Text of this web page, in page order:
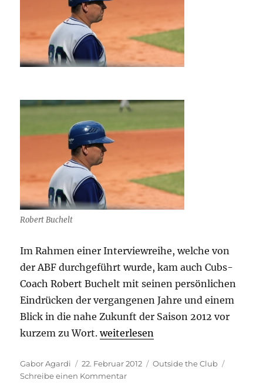
Robert Buchelt
Im Rahmen einer Interviewreihe, welche von
der ABF durchgeführt wurde, kam auch Cubs-
Coach Robert Buchelt mit seinen persönlichen
Eindrücken der vergangenen Jahre und einem
Blick in die nahe Zukunft der Saison 2012 vor
kurzem zu Wort.„Interview mit Robert Buchelt“
weiterlesen
Autor
Gabor Agardi
Veröffentlicht
am
22. Februar 2012 Kategorien
Outside the Club
Schreibe einen Kommentarzu